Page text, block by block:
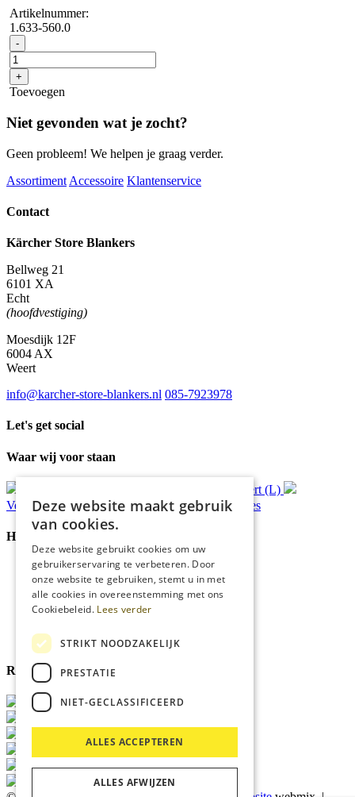
Artikelnummer:
1.633-560.0
- WVP
10
Adv
aantal
+
Toevoegen
Niet gevonden wat je zocht?
Geen probleem! We helpen je graag verder.
Assortiment Accessoire Klantenservice
Contact
Kärcher Store Blankers
Bellweg 21
6101 XA
Echt
(hoofdvestiging)
Moesdijk 12F
6004 AX
Weert
info@karcher-store-blankers.nl 085-7923978
Let's get social
Waar wij voor staan
Ophalen in Echt of Weert (L)
Verzondenbinnen 48 uur* Persoonlijk advies
Handige Links
Home
Klantenservice
Over ons
Blog
Cookies
Reviewmerk
Deze website maakt gebruik
van cookies.
Deze website gebruikt cookies om uw
gebruikerservaring te verbeteren. Door
onze website te gebruiken, stemt u in met
alle cookies in overeenstemming met ons
Cookiebeleid. Lees verder
STRIKT NOODZAKELIJK
PRESTATIE
NIET-GECLASSIFICEERD
ALLES ACCEPTEREN
ALLES AFWIJZEN